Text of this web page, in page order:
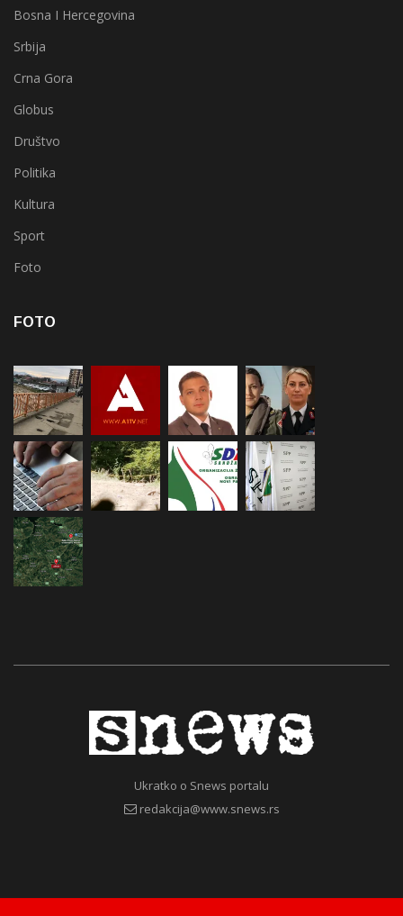
Bosna I Hercegovina
Srbija
Crna Gora
Globus
Društvo
Politika
Kultura
Sport
Foto
FOTO
Ukratko o Snews portalu
redakcija@www.snews.rs